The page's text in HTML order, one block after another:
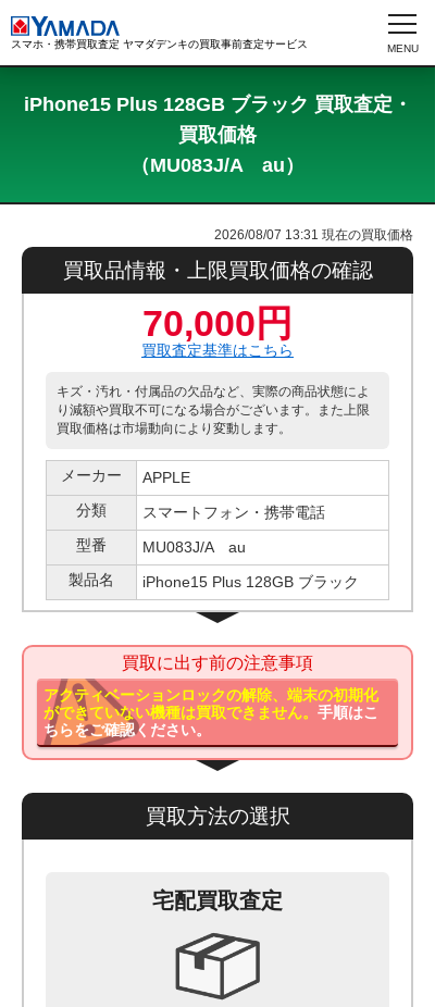
スマホ・携帯買取査定 ヤマダデンキの買取事前査定サービス
iPhone15 Plus 128GB ブラック 買取査定・
買取価格
（MU083J/A au）
2026/08/07 13:31 現在の買取価格
買取品情報・上限買取価格の確認
70,000円
買取査定基準はこちら
キズ・汚れ・付属品の欠品など、実際の商品状態によ
り減額や買取不可になる場合がございます。また上限
買取価格は市場動向により変動します。
メーカー
APPLE
分類
スマートフォン・携帯電話
型番
MU083J/A au
製品名
iPhone15 Plus 128GB ブラック
買取に出す前の注意事項
アクティベーションロックの解除、端末の初期化
ができていない機種は買取できません。手順はこ
ちらをご確認ください。
買取方法の選択
宅配買取査定